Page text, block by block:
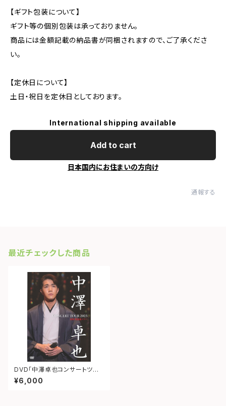
【ギフト包装について】
ギフト等の個別包装は承っておりません。
商品には金額記載の納品書が同梱されますので、ご了承くださ
い。
【定休日について】
土日・祝日を定休日としております。
International shipping available
Add to cart
日本国内にお住まいの方向け
通報する
最近チェックした商品
DVD「中澤卓也コンサートツア
ー2023〈演歌・歌謡曲ツアー〉」
（2枚組）
¥6,000